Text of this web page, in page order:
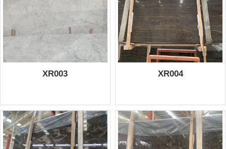
XR003 XR004